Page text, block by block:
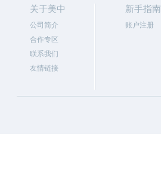
关于美中
公司简介
合作专区
联系我们
友情链接
新手指南
账户注册